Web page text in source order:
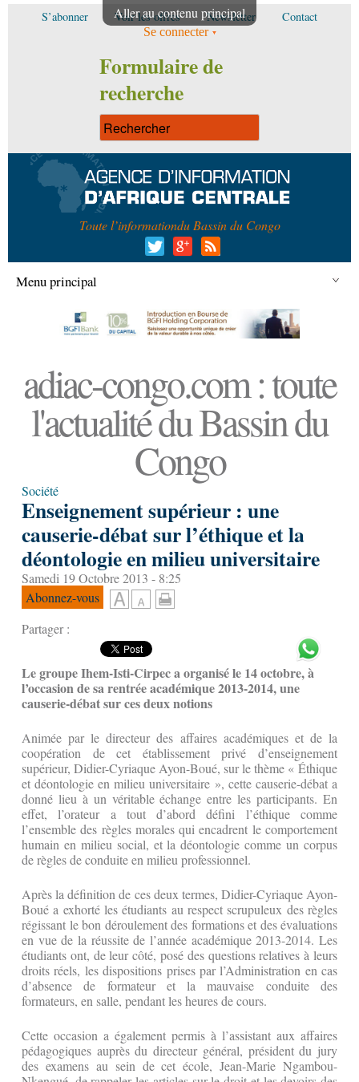
Aller au contenu principal
S’abonner Voir les offres Newsletter Contact
Se connecter
Formulaire de
recherche
Toute l’informationdu Bassin du Congo
Menu principal
adiac-congo.com : toute
l'actualité du Bassin du
Congo
Société
Enseignement supérieur : une
causerie-débat sur l’éthique et la
déontologie en milieu universitaire
Samedi 19 Octobre 2013 - 8:25
Abonnez-vous
Partager :
Le groupe Ihem-Isti-Cirpec a organisé le 14 octobre, à
l’occasion de sa rentrée académique 2013-2014, une
causerie-débat sur ces deux notions
Animée par le directeur des affaires académiques et de la
coopération de cet établissement privé d’enseignement
supérieur, Didier-Cyriaque Ayon-Boué, sur le thème « Éthique
et déontologie en milieu universitaire », cette causerie-débat a
donné lieu à un véritable échange entre les participants. En
effet, l’orateur a tout d’abord défini l’éthique comme
l’ensemble des règles morales qui encadrent le comportement
humain en milieu social, et la déontologie comme un corpus
de règles de conduite en milieu professionnel.
Après la définition de ces deux termes, Didier-Cyriaque Ayon-
Boué a exhorté les étudiants au respect scrupuleux des règles
régissant le bon déroulement des formations et des évaluations
en vue de la réussite de l’année académique 2013-2014. Les
étudiants ont, de leur côté, posé des questions relatives à leurs
droits réels, les dispositions prises par l’Administration en cas
d’absence de formateur et la mauvaise conduite des
formateurs, en salle, pendant les heures de cours.
Cette occasion a également permis à l’assistant aux affaires
pédagogiques auprès du directeur général, président du jury
des examens au sein de cet école, Jean-Marie Ngambou-